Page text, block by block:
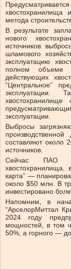
метода
В результате
нового
источников
шламового
эксплуатацию
полном объеме
действующих
“Центральное”
эксплуатации.
хвостохранилище
эксплуатации.
Выбросы
составляют около
источников.
Сейчас ПАО
карта” —
около $50 млн. В
инвестировано
Напомним, в
“АрселорМиттал
2024 году
мощностей, в том
50%, а горного —